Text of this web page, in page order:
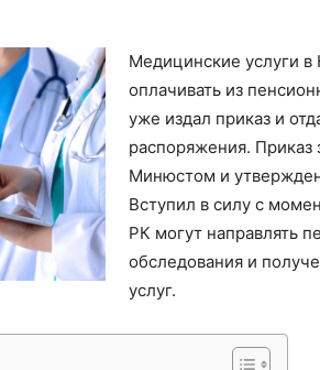
Медицинские услуги в
оплачивать из
уже издал приказ и
распоряжения. Приказ
Минюстом и
Вступил в силу с
РК могут направлять
обследования и
услуг.